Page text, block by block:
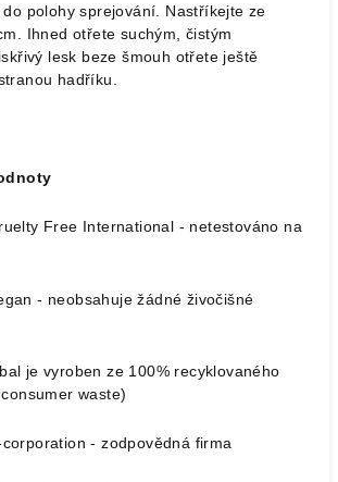
polohy sprejování. Nastříkejte ze
Ihned otřete suchým, čistým
lesk beze šmouh otřete ještě
hadříku.
Free International - netestováno na
- neobsahuje žádné živočišné
je vyroben ze 100% recyklovaného
waste)
- zodpovědná firma